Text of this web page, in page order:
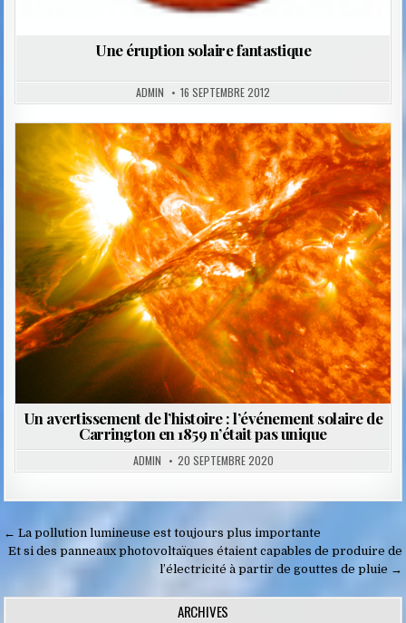
Une éruption solaire fantastique
ADMIN 16 SEPTEMBRE 2012
Posted
in
Un avertissement de l’histoire : l’événement solaire de
Carrington en 1859 n’était pas unique
ADMIN 20 SEPTEMBRE 2020
Navigation
de
l’article
← La pollution lumineuse est toujours plus importante
Et si des panneaux photovoltaïques étaient capables de produire de
l’électricité à partir de gouttes de pluie →
ARCHIVES